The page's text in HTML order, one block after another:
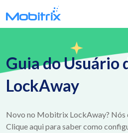
Guia do
LockAway
Novo no Mobitrix LockAway? Nós
Clique aqui para saber como